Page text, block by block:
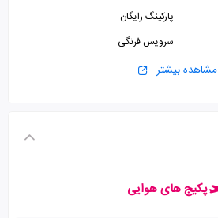
پارکینگ رایگان
سرویس فرنگی
مشاهده بیشتر
پکیج های هوایی